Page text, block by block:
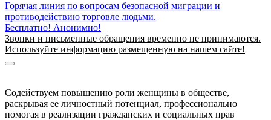
Горячая линия по вопросам безопасной миграции и
противодействию торговле людьми.
Бесплатно! Анонимно!
Звонки и письменные обращения временно не принимаются.
Используйте информацию размещенную на нашем сайте!
Содействуем повышению роли женщины в обществе,
раскрывая ее личностный потенциал, профессионально
помогая в реализации гражданских и социальных прав